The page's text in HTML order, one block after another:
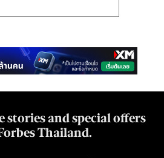
stories and special offers
Thailand.